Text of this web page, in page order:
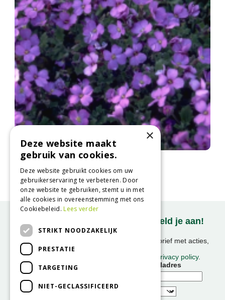
Blauwkussen
Aubrieta 'Valder'
Onze nieuwsbrief ontvangen? Meld je aan!
Ontvang ongeveer 1x per week onze nieuwsbrief met acties,
We slaan uw gegevens op conform onze
privacy policy.
Voornaam
E-mailadres
×
Deze website maakt
gebruik van cookies.
Deze website gebruikt cookies om uw
gebruikerservaring te verbeteren. Door
onze website te gebruiken, stemt u in met
alle cookies in overeenstemming met ons
Cookiebeleid.Lees verder
STRIKT NOODZAKELIJK
PRESTATIE
TARGETING
NIET-GECLASSIFICEERD